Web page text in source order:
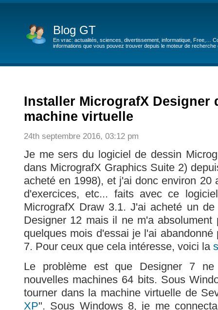
Blog GT
En vrac: actualités, sciences, divertissement, informatique, Free,…
informations que vous pouvez trouver depuis le moteur de recherche
Installer MicrografX Designer
machine virtuelle
24th septembre 2016, 03:12 pm
Je me sers du logiciel de dessin
dans MicrografX Graphics Suite 2)
acheté en 1998), et j'ai donc environ 20
d'exercices, etc... faits avec ce
MicrografX Draw 3.1. J'ai acheté un
Designer 12 mais il ne m'a absolument
quelques mois d'essai je l'ai
7. Pour ceux que cela intéresse, voici la
Le problème est que Designer 7
nouvelles machines 64 bits. Sous
tourner dans la machine virtuelle de
XP". Sous Windows 8, je me